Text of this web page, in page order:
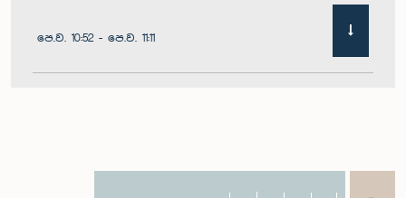
පෙ.ව. 10:52 - පෙ.ව. 11:11